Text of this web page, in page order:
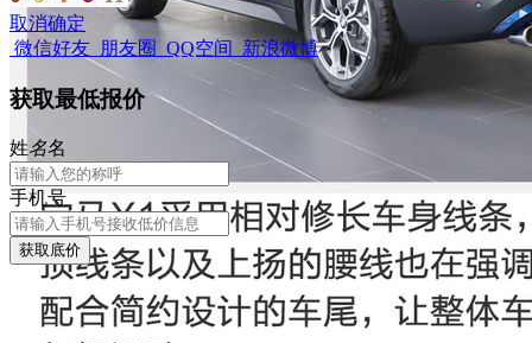
取消确定
微信好友 朋友圈 QQ空间 新浪微博
获取最低报价
姓名名
手机号
获取底价